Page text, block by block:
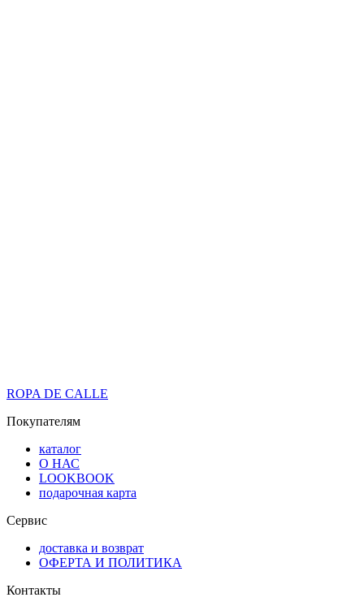
ROPA DE CALLE
Покупателям
каталог
О НАС
LOOKBOOK
подарочная карта
Сервис
доставка и возврат
ОФЕРТА И ПОЛИТИКА
Контакты